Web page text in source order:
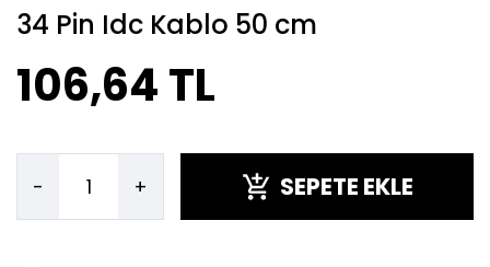
34 Pin Idc Kablo 50 cm
106,64 TL
- + SEPETE EKLE